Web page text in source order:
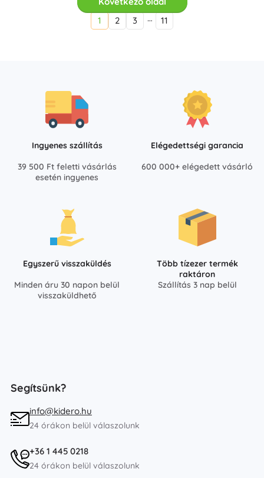
1
2 3 … 11
Ingyenes szállítás
39 500 Ft feletti vásárlás
esetén ingyenes
Elégedettségi garancia
600 000+ elégedett vásárló
Egyszerű visszaküldés
Minden áru 30 napon belül
visszaküldhető
Több tízezer termék
raktáron
Szállítás 3 nap belül
Segítsünk?
info@kidero.hu
24 órákon belül válaszolunk
+36 1 445 0218
24 órákon belül válaszolunk